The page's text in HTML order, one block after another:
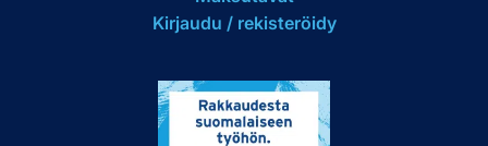
Kirjaudu / rekisteröidy